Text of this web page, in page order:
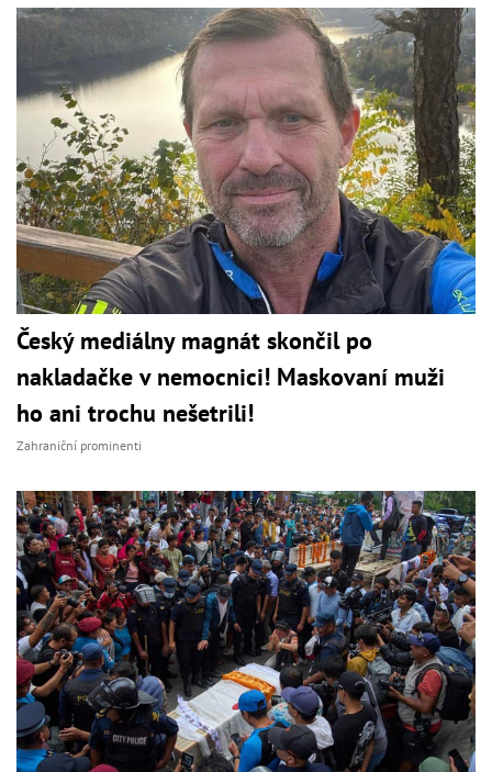
Český mediálny magnát skončil po
nakladačke v nemocnici! Maskovaní muži
ho ani trochu nešetrili!
Zahraniční prominenti